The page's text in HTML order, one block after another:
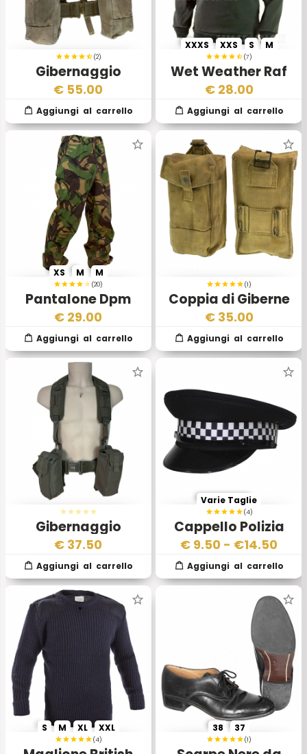
(2)
Gibernaggio
Completo Esercito
Inglese
€ 55.00
(7)
Wet Weather Raf
XXXS XXS S M
€ 28.00
(20)
Pantalone Dpm
Soldier 95 Gorotex
XS M M
€ 29.00
(1)
Coppia di Giberne
Inglesi Pattern 37
€ 35.00
Gibernaggio
Esercito Italiano
€ 37.50
(4)
Cappello Polizia
Inglese
Varie Taglie
€ 9.50 - €14.50
(4)
S M XL XXL
(1)
38 37